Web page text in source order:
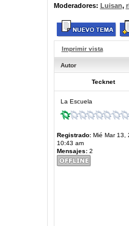
Moderadores: Luisan,
Imprimir vista
Autor
Tecknet
La Escuela
Registrado:Mié Mar 13,
10:43 am
Mensajes:2